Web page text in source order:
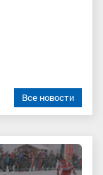
Все новости